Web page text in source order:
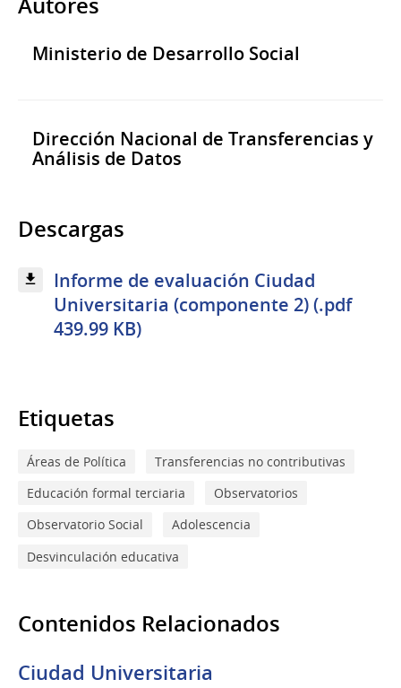
Ministerio de Desarrollo Social
Dirección Nacional de Transferencias y
Análisis de Datos
Descargas
Informe de evaluación Ciudad
Universitaria (componente 2) (.pdf
439.99 KB)
Etiquetas
Áreas de Política
Transferencias no contributivas
Educación formal terciaria
Observatorios
Observatorio Social
Adolescencia
Desvinculación educativa
Contenidos Relacionados
Ciudad Universitaria